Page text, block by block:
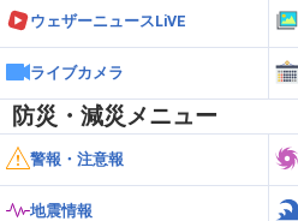
ウェザーニュースLiVE
ライブカメラ
防災・減災メニュー
警報・注意報
地震情報